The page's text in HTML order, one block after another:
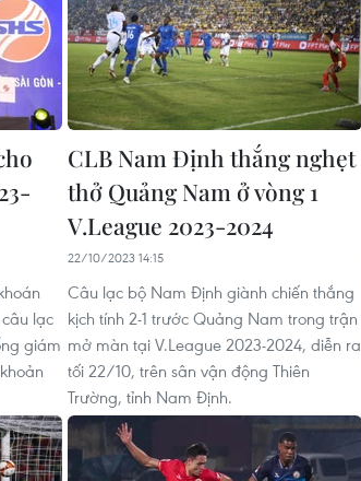
lạc
giám
CLB Nam Định thắng nghẹt
thở Quảng Nam ở vòng 1
V.League 2023-2024
22/10/2023 14:15
Câu lạc bộ Nam Định giành chiến thắng
kịch tính 2-1 trước Quảng Nam trong trận
mở màn tại V.League 2023-2024, diễn ra
tối 22/10, trên sân vận động Thiên
Trường, tỉnh Nam Định.